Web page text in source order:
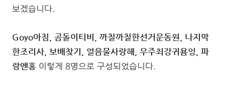
보겠습니다.
Goyo아침, 곰돌이티비, 까칠까칠한선거운동원, 나지막
한조리사, 보배찾기, 얼음물사랑해, 우주최강귀욤잉, 파
랑앤홍 이렇게 8명으로 구성되었습니다.